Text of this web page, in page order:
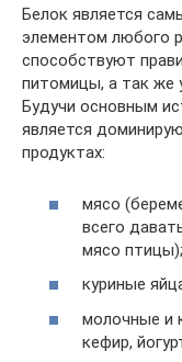
Белок является
элементом любого
способствуют
питомицы, а так же
Будучи основным
является
продуктах:
мясо
всего
мясо птицы);
куриные
молочные и
кефир,